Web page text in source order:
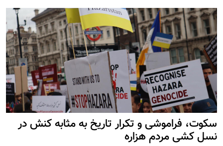
سکوت، فراموشی و تکرار تاريخ به مثابه کنش در
نسل کشی مردم هزاره